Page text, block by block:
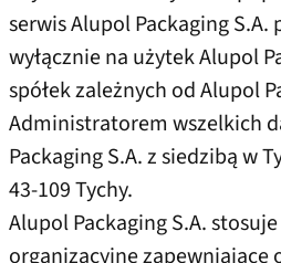
serwis Alupol Packaging S.A.
wyłącznie na użytek Alupol
spółek zależnych od Alupol
Administratorem wszelkich
Packaging S.A. z siedzibą w
43-109 Tychy.
Alupol Packaging S.A.
organizacyjne zapewniające